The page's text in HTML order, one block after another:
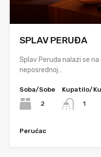
SPLAV PERUĐA
Splav Peruđa nalazi se
neposrednoj…
Soba/Sobe
2
Kupatilo/
1
Perućac